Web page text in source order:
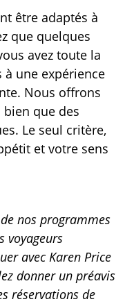
être adaptés à
que quelques
avez toute la
à une expérience
Nous offrons
que des
Le seul critère,
et votre sens
nos programmes
voyageurs
avec Karen Price
donner un préavis
réservations de